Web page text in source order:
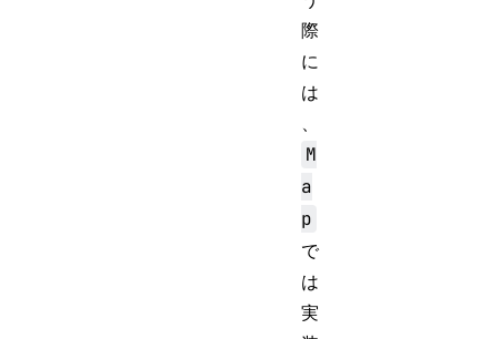
際
に
は
、
M
a
p
で
は
実